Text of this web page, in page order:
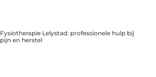
Fysiotherapie Lelystad: professionele hulp bij
pijn en herstel